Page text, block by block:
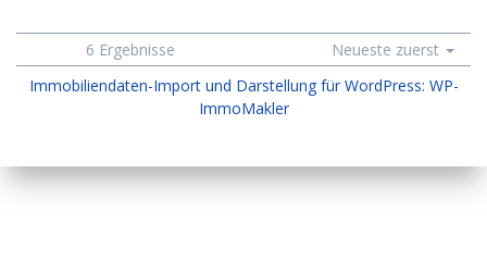
6 Ergebnisse
Neueste zuerst
Immobiliendaten-Import und Darstellung für WordPress: WP-
ImmoMakler